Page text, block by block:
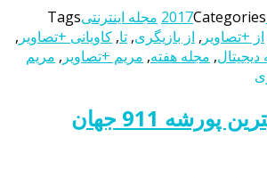
Categories مجله اینترنتیTags
از +تصاویر , از بازیگری, تا, کاویانی +تصاویر ,
دیجیتال, مجله هفته, مریم +تصاویر , مریم
رونمایی از قویترین پورشه 911 جهان